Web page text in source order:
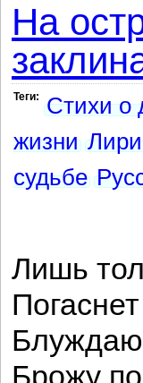
На
Теги: Стихи о
жизни
судьбе
Лишь
Брожу